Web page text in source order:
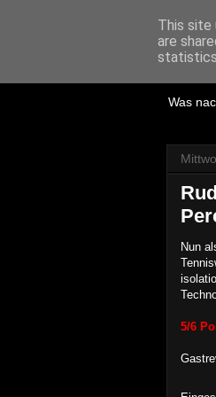
Was
Nun
5/6
This site
are